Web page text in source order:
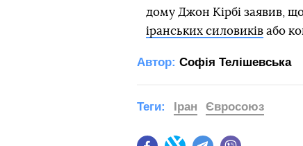
дому Джон Кірбі заявив, що
іранських силовиківабо
Автор: Софія Телішевська
Теги: Іран Євросоюз